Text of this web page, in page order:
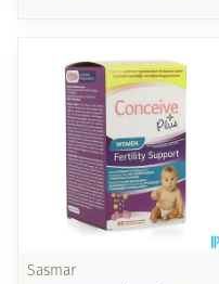
Sasmar